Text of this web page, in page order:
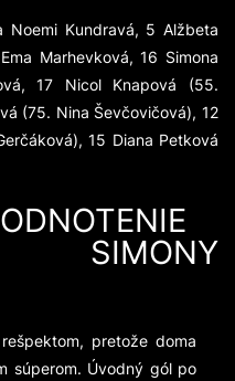
Kundravá, 5 Alžbeta
Marhevková, 16 Simona
17 Nicol Knapová (55.
(75. Nina Ševčovičová), 12
15 Diana Petková
SIMONY
pretože doma
súperom. Úvodný gól po